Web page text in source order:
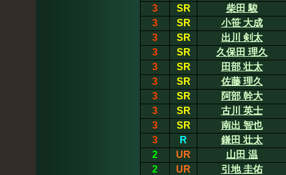
3
SR 柴田 駿
3
SR 小笹 大成
3
SR 出川 剣太
3
SR 久保田 理久
3
SR 田部 壮太
3
SR 佐藤 理久
3
SR 阿部 幹大
3
SR 古川 英士
3
SR 南出 智也
3
R 鎌田 壮太
2
UR 山田 温
2
UR 引地 圭佑